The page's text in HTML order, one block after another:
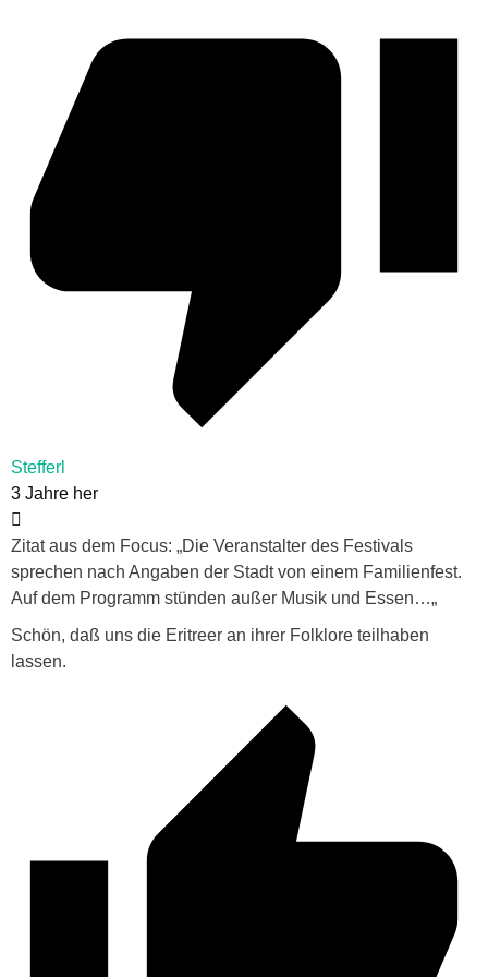
Stefferl
3 Jahre her
Zitat aus dem Focus: „Die Veranstalter des Festivals
sprechen nach Angaben der Stadt von einem Familienfest.
Auf dem Programm stünden außer Musik und Essen…„
Schön, daß uns die Eritreer an ihrer Folklore teilhaben
lassen.